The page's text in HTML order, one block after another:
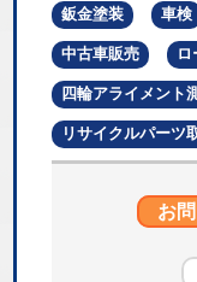
鈑金塗装 車検
中古車販売 ロ
四輪アライメント
リサイクルパーツ
お